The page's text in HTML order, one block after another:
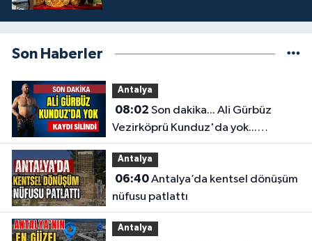
Son Haberler
Antalya
08:02
Vezirköprü Kunduz'da yok...
Antalyalı başpehlivanın ismi
sistemden silindi
Antalya
06:40Antalya’da kentsel dönüşüm
nüfusu patlattı
Antalya